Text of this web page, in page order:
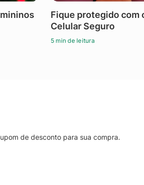
Fique protegido com
Celular Seguro
5 min de leitura
de desconto para sua compra.